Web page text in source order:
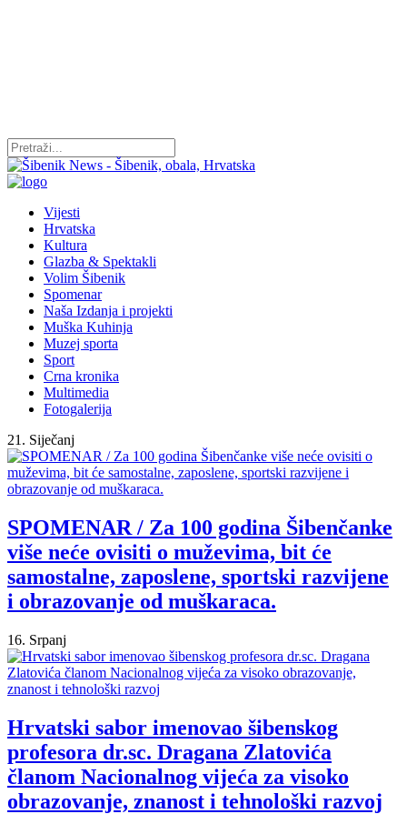
Vijesti
Hrvatska
Kultura
Glazba & Spektakli
Volim Šibenik
Spomenar
Naša Izdanja i projekti
Muška Kuhinja
Muzej sporta
Sport
Crna kronika
Multimedia
Fotogalerija
21. Siječanj
SPOMENAR / Za 100 godina Šibenčanke
više neće ovisiti o muževima, bit će
samostalne, zaposlene, sportski razvijene
i obrazovanje od muškaraca.
16. Srpanj
Hrvatski sabor imenovao šibenskog
profesora dr.sc. Dragana Zlatovića
članom Nacionalnog vijeća za visoko
obrazovanje, znanost i tehnološki razvoj